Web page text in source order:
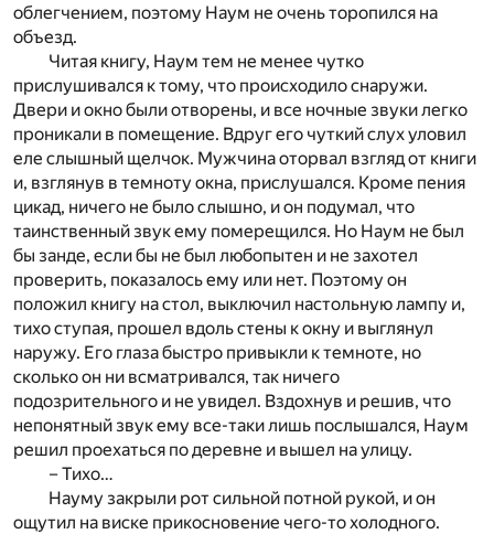
облегчением, поэтому Наум не очень торопился на
объезд.
Читая книгу, Наум тем не менее чутко
прислушивался к тому, что происходило снаружи.
Двери и окно были отворены, и все ночные звуки легко
проникали в помещение. Вдруг его чуткий слух уловил
еле слышный щелчок. Мужчина оторвал взгляд от книги
и, взглянув в темноту окна, прислушался. Кроме пения
цикад, ничего не было слышно, и он подумал, что
таинственный звук ему померещился. Но Наум не был
бы занде, если бы не был любопытен и не захотел
проверить, показалось ему или нет. Поэтому он
положил книгу на стол, выключил настольную лампу и,
тихо ступая, прошел вдоль стены к окну и выглянул
наружу. Его глаза быстро привыкли к темноте, но
сколько он ни всматривался, так ничего
подозрительного и не увидел. Вздохнув и решив, что
непонятный звук ему все-таки лишь послышался, Наум
решил проехаться по деревне и вышел на улицу.
– Тихо…
Науму закрыли рот сильной потной рукой, и он
ощутил на виске прикосновение чего-то холодного.